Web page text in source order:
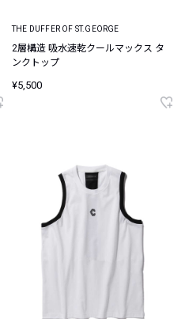
THE DUFFER OF ST.GEORGE
2層構造 吸水速乾クールマックス タ
ンクトップ
¥5,500